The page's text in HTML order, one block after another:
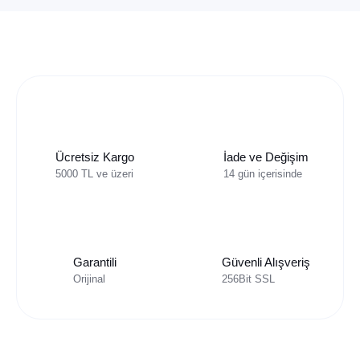
Ücretsiz Kargo
5000 TL ve üzeri
İade ve Değişim
14 gün içerisinde
Garantili
Orijinal
Güvenli Alışveriş
256Bit SSL